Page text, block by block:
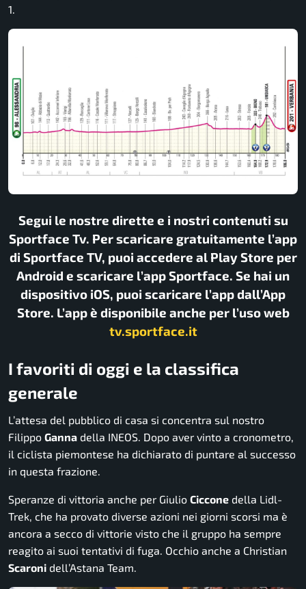
1.
Segui le nostre dirette e i nostri contenuti su
Sportface Tv. Per scaricare gratuitamente l’app
di Sportface TV, puoi accedere al Play Store per
Android e scaricare l’app Sportface. Se hai un
dispositivo iOS, puoi scaricare l’app dall’App
Store. L’app è disponibile anche per l’uso web
tv.sportface.it
I favoriti di oggi e la classifica
generale
L’attesa del pubblico di casa si concentra sul nostro
Filippo Ganna della INEOS. Dopo aver vinto a cronometro,
il ciclista piemontese ha dichiarato di puntare al successo
in questa frazione.
Speranze di vittoria anche per Giulio Ciccone della Lidl-
Trek, che ha provato diverse azioni nei giorni scorsi ma è
ancora a secco di vittorie visto che il gruppo ha sempre
reagito ai suoi tentativi di fuga. Occhio anche a Christian
Scaroni dell’Astana Team.